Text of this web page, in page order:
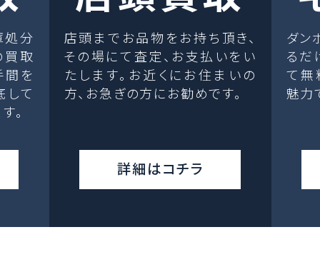
処分
取
間を
して
。
店頭までお品物をお持ち頂き、
その場にて査定、お支払いをい
たします。お近くにお住まいの
方、お急ぎの方にお勧めです。
詳細はコチラ
ダン
るだ
て無
魅力